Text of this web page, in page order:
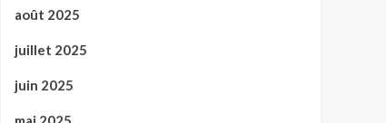
août 2025
juillet 2025
juin 2025